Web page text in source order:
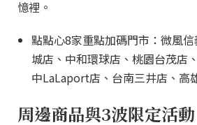
憶裡。
點點心8家重點加碼門市：微風
城店、中和環球店、桃園台茂店
中LaLaport店、台南三井店、高
周邊商品與3波限定活動